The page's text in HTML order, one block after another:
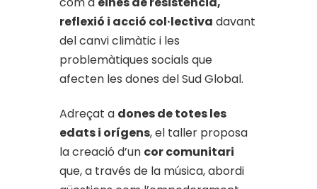
reflexió i acció col·lectiva davant
del canvi climàtic i les
problemàtiques socials que
afecten les dones del Sud Global.
Adreçat a dones de totes les
edats i orígens, el taller proposa
la creació d’un cor comunitari
que, a través de la música, abordi